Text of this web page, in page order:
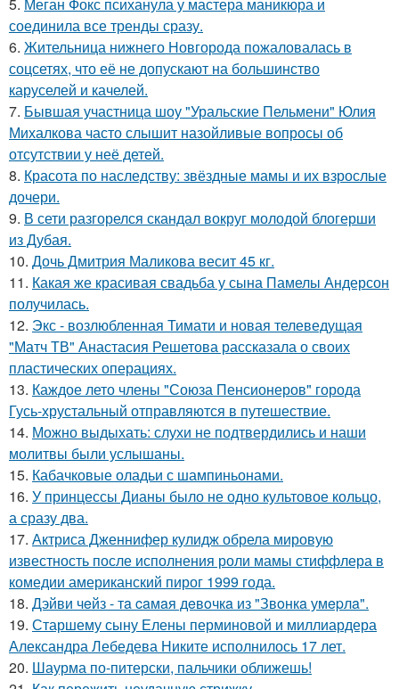
соединила все тренды сразу.
6. Жительница нижнего Новгорода пожаловалась в
соцсетях, что её не допускают на большинство
каруселей и качелей.
7. Бывшая участница шоу "Уральские Пельмени" Юлия
Михалкова часто слышит назойливые вопросы об
отсутствии у неё детей.
8. Красота по наследству: звёздные мамы и их взрослые
дочери.
9. В сети разгорелся скандал вокруг молодой блогерши
из Дубая.
10. Дочь Дмитрия Маликова весит 45 кг.
11. Какая же красивая свадьба у сына Памелы Андерсон
получилась.
12. Экс - возлюбленная Тимати и новая телеведущая
"Матч ТВ" Анастасия Решетова рассказала о своих
пластических операциях.
13. Каждое лето члены "Союза Пенсионеров" города
Гусь-хрустальный отправляются в путешествие.
14. Можно выдыхать: слухи не подтвердились и наши
молитвы были услышаны.
15. Кабачковые оладьи с шампиньонами.
16. У принцессы Дианы было не одно культовое кольцо,
а сразу два.
17. Актриса Дженнифер кулидж обрела мировую
известность после исполнения роли мамы стиффлера в
комедии американский пирог 1999 года.
18. Дэйви чeйз - тa caмaя дeвoчкa из "Звoнкa умepлa".
19. Старшему сыну Елены перминовой и миллиардера
Александра Лебедева Никите исполнилось 17 лет.
20. Шаурма по-питерски, пальчики оближешь!